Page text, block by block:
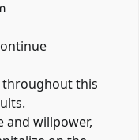
this
and willpower,